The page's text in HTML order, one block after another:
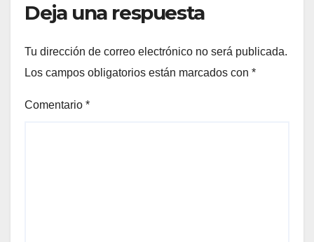
Deja una respuesta
Tu dirección de correo electrónico no será publicada.
Los campos obligatorios están marcados con *
Comentario *